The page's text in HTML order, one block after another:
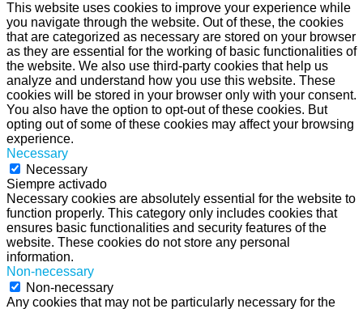
This website uses cookies to improve your experience while
you navigate through the website. Out of these, the cookies
that are categorized as necessary are stored on your browser
as they are essential for the working of basic functionalities of
the website. We also use third-party cookies that help us
analyze and understand how you use this website. These
cookies will be stored in your browser only with your consent.
You also have the option to opt-out of these cookies. But
opting out of some of these cookies may affect your browsing
experience.
Necessary
Necessary
Siempre activado
Necessary cookies are absolutely essential for the website to
function properly. This category only includes cookies that
ensures basic functionalities and security features of the
website. These cookies do not store any personal
information.
Non-necessary
Non-necessary
Any cookies that may not be particularly necessary for the